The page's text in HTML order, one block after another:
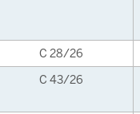
C 28/26
C 43/26